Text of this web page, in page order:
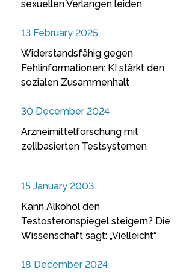
sexuellen Verlangen leiden
13 February 2025
Widerstandsfähig gegen
Fehlinformationen: KI stärkt den
sozialen Zusammenhalt
30 December 2024
Arzneimittelforschung mit
zellbasierten Testsystemen
15 January 2003
Kann Alkohol den
Testosteronspiegel steigern? Die
Wissenschaft sagt: „Vielleicht“
18 December 2024